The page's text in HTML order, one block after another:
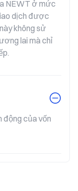
NEWT ở mức
dịch được
không sử
lai mà chỉ
động của vốn